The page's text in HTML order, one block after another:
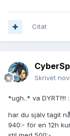
Citat
Skrivet
*ugh..* va DYRT!!!!
har du själv tagit
940:- för en 12h